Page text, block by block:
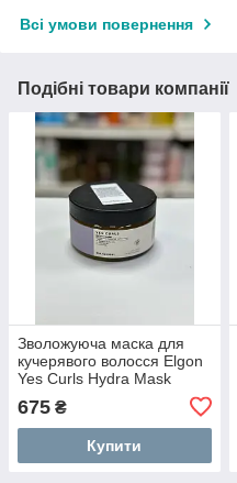
Всі умови повернення
Подібні товари компанії
Зволожуюча маска для
кучерявого волосся Elgon
Yes Curls Hydra Mask
675 ₴
Купити